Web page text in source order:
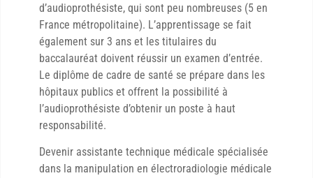
d’audioprothésiste, qui sont peu nombreuses (5 en
France métropolitaine). L’apprentissage se fait
également sur 3 ans et les titulaires du
baccalauréat doivent réussir un examen d’entrée.
Le diplôme de cadre de santé se prépare dans les
hôpitaux publics et offrent la possibilité à
l’audioprothésiste d’obtenir un poste à haut
responsabilité.
Devenir assistante technique médicale spécialisée
dans la manipulation en électroradiologie médicale